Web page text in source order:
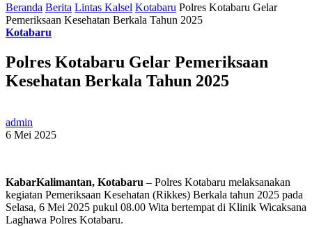
Beranda Berita Lintas Kalsel Kotabaru Polres Kotabaru Gelar
Pemeriksaan Kesehatan Berkala Tahun 2025
Kotabaru
Polres Kotabaru Gelar Pemeriksaan
Kesehatan Berkala Tahun 2025
admin
6 Mei 2025
KabarKalimantan, Kotabaru – Polres Kotabaru melaksanakan
kegiatan Pemeriksaan Kesehatan (Rikkes) Berkala tahun 2025 pada
Selasa, 6 Mei 2025 pukul 08.00 Wita bertempat di Klinik Wicaksana
Laghawa Polres Kotabaru.